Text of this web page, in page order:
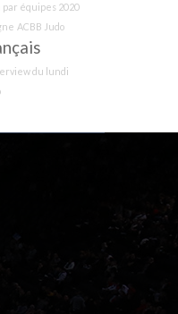
équipes 2020
ACBB Judo
du lundi